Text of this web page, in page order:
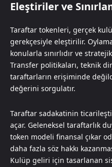
Eleştiriler ve
Taraftar tokenleri, gerçek
gerekçesiyle eleştirilir.
konularla sınırlıdır ve
Transfer politikaları, teknik
taraftarların erişiminde
değerini sorgulatır.
Taraftar sadakatinin
açar. Geleneksel taraftarlık
token modeli finansal çıkar
daha fazla söz hakkı
Kulüp geliri için tasarlanan